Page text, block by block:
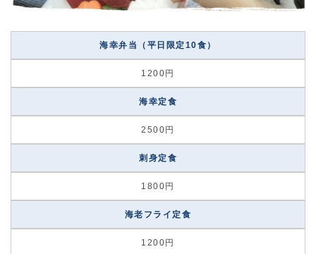
海幸弁当（平日限定10食）
1200円
海幸定食
2500円
刺身定食
1800円
海老フライ定食
1200円